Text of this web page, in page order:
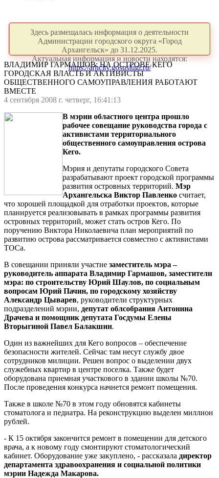
Здесь размещалась информация о деятельности
Администрации городского округа «Город
Архангельск» до 31.12.2025.
Актуальная информация и новости находятся:
https://arhcity.gosuslugi.ru/
ВЛАДИМИР ГАРМАШОВ: НА ОСТРОВЕ КЕГО
ГОРОДСКАЯ ВЛАСТЬ И АКТИВИСТЫ
ОБЩЕСТВЕННОГО САМОУПРАВЛЕНИЯ РАБОТАЮТ
ВМЕСТЕ
4 сентября 2008 г. четверг, 16:41:13
В мэрии областного центра прошло
рабочее совещание руководства города с
активистами территориального
общественного самоуправления острова
Кего.
Мэрия и депутаты городского Совета
разрабатывают проект городской программы
развития островных территорий. Мэр
Архангельска Виктор Павленко считает,
что хорошей площадкой для отработки проектов, которые
планируется реализовывать в рамках программы развития
островных территорий, может стать остров Кего. По
поручению Виктора Николаевича план мероприятий по
развитию острова рассматривается совместно с активистами
ТОСа.
В совещании приняли участие заместитель мэра –
руководитель аппарата Владимир Гармашов, заместители
мэра: по строительству Юрий Шаулов, по социальным
вопросам Юрий Пачин, по городскому хозяйству
Александр Цыварев, руководители структурных
подразделений мэрии, депутат облсобрания Антонина
Драчева и помощник депутата Госдумы Елены
Вторыгиной Павел Балакшин.
Один из важнейших для Кего вопросов – обеспечение
безопасности жителей. Сейчас там несут службу двое
сотрудников милиции. Решен вопрос о выделении двух
служебных квартир в центре поселка. Также будет
оборудована приемная участкового в здании школы №70.
После проведения конкурса начнется ремонт помещения.
Также в школе №70 в этом году обновятся кабинеты
стоматолога и педиатра. На реконструкцию выделен миллион
рублей.
- К 15 октября закончится ремонт в помещении для детского
врача, а к новому году смонтируют стоматологический
кабинет. Оборудование уже закуплено, - рассказала директор
департамента здравоохранения и социальной политики
мэрии Надежда Макарова.